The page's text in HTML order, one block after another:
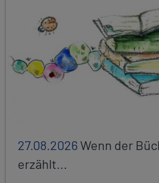
27.08.2026Wenn der
erzählt...